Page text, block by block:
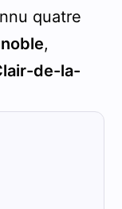
quatre
,
de-la-